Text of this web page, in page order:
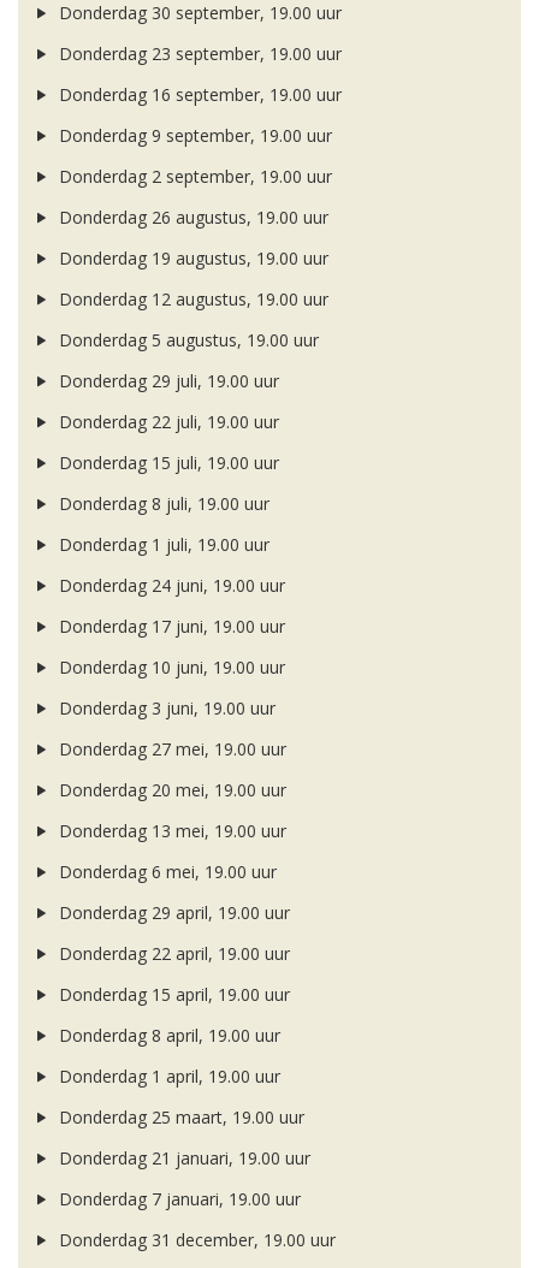
Donderdag 30 september, 19.00 uur
Donderdag 23 september, 19.00 uur
Donderdag 16 september, 19.00 uur
Donderdag 9 september, 19.00 uur
Donderdag 2 september, 19.00 uur
Donderdag 26 augustus, 19.00 uur
Donderdag 19 augustus, 19.00 uur
Donderdag 12 augustus, 19.00 uur
Donderdag 5 augustus, 19.00 uur
Donderdag 29 juli, 19.00 uur
Donderdag 22 juli, 19.00 uur
Donderdag 15 juli, 19.00 uur
Donderdag 8 juli, 19.00 uur
Donderdag 1 juli, 19.00 uur
Donderdag 24 juni, 19.00 uur
Donderdag 17 juni, 19.00 uur
Donderdag 10 juni, 19.00 uur
Donderdag 3 juni, 19.00 uur
Donderdag 27 mei, 19.00 uur
Donderdag 20 mei, 19.00 uur
Donderdag 13 mei, 19.00 uur
Donderdag 6 mei, 19.00 uur
Donderdag 29 april, 19.00 uur
Donderdag 22 april, 19.00 uur
Donderdag 15 april, 19.00 uur
Donderdag 8 april, 19.00 uur
Donderdag 1 april, 19.00 uur
Donderdag 25 maart, 19.00 uur
Donderdag 21 januari, 19.00 uur
Donderdag 7 januari, 19.00 uur
Donderdag 31 december, 19.00 uur